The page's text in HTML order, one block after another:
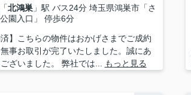
北鴻巣」駅 バス24分 埼玉県鴻巣市「さ
園入口」 停歩6分
済】こちらの物件はおかげさまでご成約
事お取引が完了いたしました。誠にあ
ざいました。 弊社では...
もっと見る